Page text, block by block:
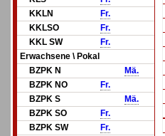
KKLN
Fr.
KKLSO
Fr.
KKL SW
Fr.
Erwachsene \ Pokal
BZPK N
Mä.
BZPK NO
Fr.
BZPK S
Mä.
BZPK SO
Fr.
BZPK SW
Fr.